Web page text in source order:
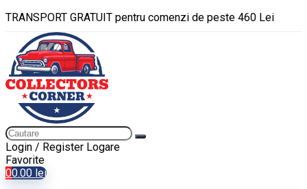
TRANSPORT GRATUIT pentru comenzi de peste 460 Lei
Login / Register Logare
Favorite
00.00 lei